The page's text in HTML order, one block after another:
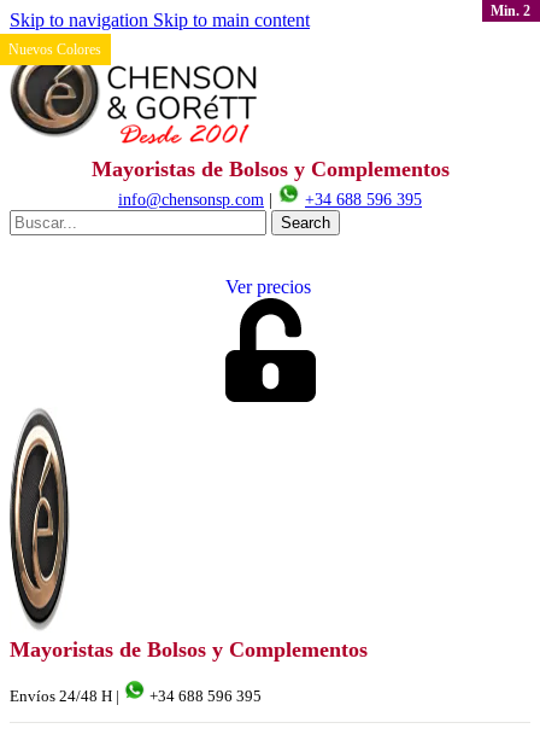
Skip to navigation Skip to main content
Mayoristas de Bolsos y Complementos
info@chensonsp.com
+34 688 596 395
Search
Ver precios
Mayoristas de Bolsos y Complementos
Envíos 24/48 H | +34 688 596 395
Min. 2
Nuevos Colores
Nuevos Colores